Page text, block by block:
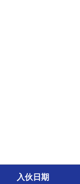
入伙日期